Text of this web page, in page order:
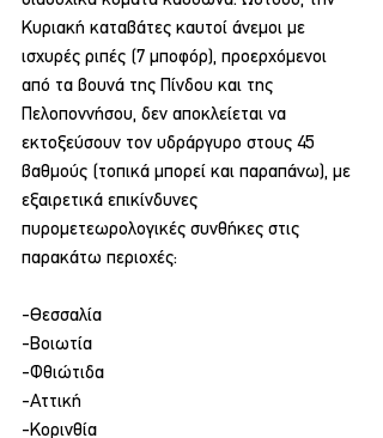
Κυριακή καταβάτες καυτοί άνεμοι με
ισχυρές ριπές (7 μποφόρ), προερχόμενοι
από τα βουνά της Πίνδου και της
Πελοποννήσου, δεν αποκλείεται να
εκτοξεύσουν τον υδράργυρο στους 45
βαθμούς (τοπικά μπορεί και παραπάνω), με
εξαιρετικά επικίνδυνες
πυρομετεωρολογικές συνθήκες στις
παρακάτω περιοχές:
-Θεσσαλία
-Βοιωτία
-Φθιώτιδα
-Αττική
-Κορινθία